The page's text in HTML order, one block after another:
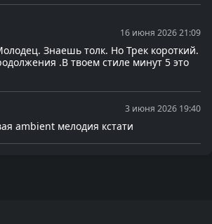
16 июня 2026 21:09
Знаешь толк. Но Трек короткий.
.В твоем стиле минут 5 это
3 июня 2026 19:40
ambient мелодия кстати